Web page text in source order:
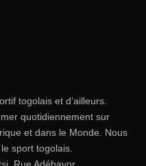
togolais et d’ailleurs.
quotidiennement sur
et dans le Monde. Nous
sport togolais.